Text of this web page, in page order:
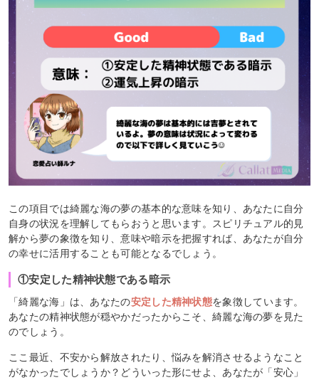
この項目では綺麗な海の夢の基本的な意味を知り、あなたに自分
自身の状況を理解してもらおうと思います。スピリチュアル的見
解から夢の象徴を知り、意味や暗示を把握すれば、あなたが自分
の幸せに活用することも可能となるでしょう。
①安定した精神状態である暗示
「綺麗な海」は、あなたの安定した精神状態を象徴しています。
あなたの精神状態が穏やかだったからこそ、綺麗な海の夢を見た
のでしょう。
ここ最近、不安から解放されたり、悩みを解消させるようなこと
がなかったでしょうか？どういった形にせよ、あなたが「安心」